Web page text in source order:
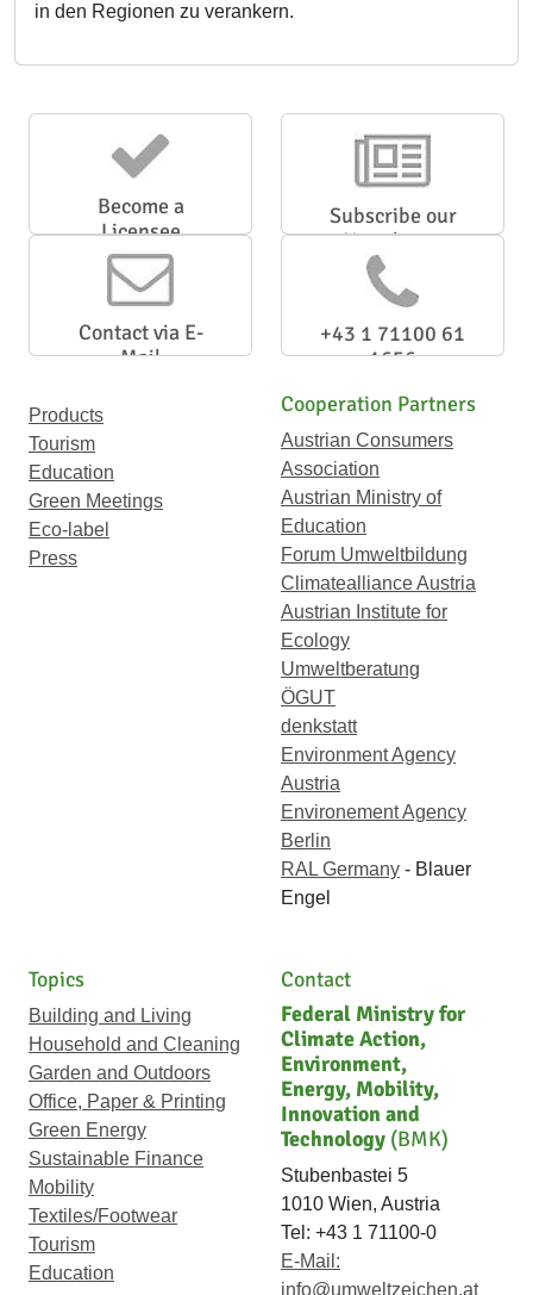
in den Regionen zu verankern.
Become a
Licensee
Subscribe our
Newsletter
Contact via E-
Mail
+43 1 71100 61
1656
Products
Tourism
Education
Green Meetings
Eco-label
Press
Cooperation Partners
Austrian Consumers
Association
Austrian Ministry of
Education
Forum Umweltbildung
Climatealliance Austria
Austrian Institute for
Ecology
Umweltberatung
ÖGUT
denkstatt
Environment Agency
Austria
Environement Agency
Berlin
RAL Germany - Blauer
Engel
Topics
Building and Living
Household and Cleaning
Garden and Outdoors
Office, Paper & Printing
Green Energy
Sustainable Finance
Mobility
Textiles/Footwear
Tourism
Education
Contact
Federal Ministry for
Climate Action,
Environment,
Energy, Mobility,
Innovation and
Technology (BMK)
Stubenbastei 5
1010 Wien, Austria
Tel: +43 1 71100-0
E-Mail:
info@umweltzeichen.at